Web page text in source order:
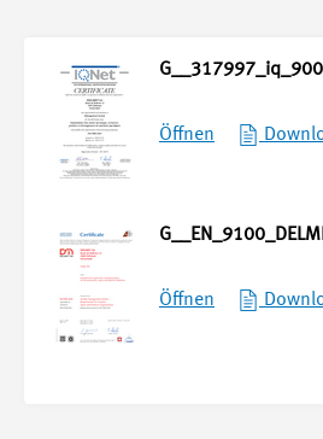
Öffnen
Öffnen